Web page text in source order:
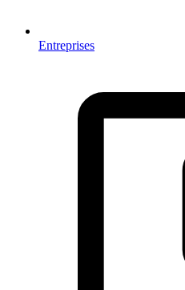
Entreprises